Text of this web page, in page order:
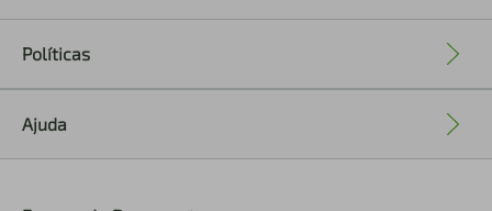
Políticas
Ajuda